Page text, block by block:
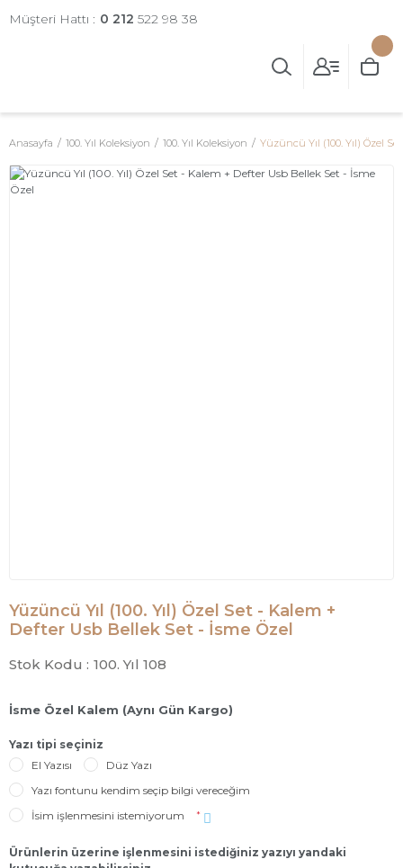
Müşteri Hattı : 0 212 522 98 38
Anasayfa 100. Yıl Koleksiyon 100. Yıl Koleksiyon Yüzüncü Yıl (100. Yıl) Özel
Yüzüncü Yıl (100. Yıl) Özel Set - Kalem +
Defter Usb Bellek Set - İsme Özel
Stok Kodu : 100. Yıl 108
İsme Özel Kalem (Aynı Gün Kargo)
Yazı tipi seçiniz
El Yazısı
Düz Yazı
Yazı fontunu kendim seçip bilgi vereceğim
İsim işlenmesini istemiyorum
*
Ürünlerin üzerine işlenmesini istediğiniz yazıyı yandaki